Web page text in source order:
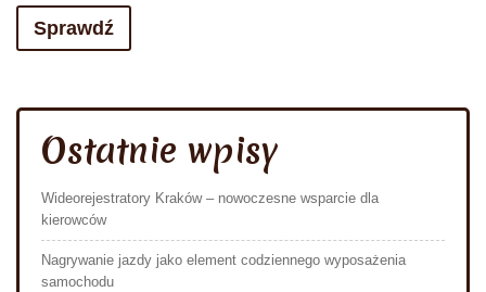
Sprawdź
Ostatnie wpisy
Wideorejestratory Kraków – nowoczesne wsparcie dla
kierowców
Nagrywanie jazdy jako element codziennego wyposażenia
samochodu